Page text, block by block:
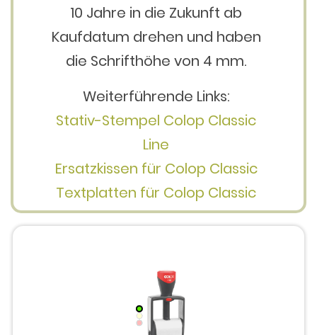
10 Jahre in die Zukunft ab
Kaufdatum drehen und haben
die Schrifthöhe von 4 mm.
Weiterführende Links:
Stativ-Stempel Colop Classic
Line
Ersatzkissen für Colop Classic
Textplatten für Colop Classic